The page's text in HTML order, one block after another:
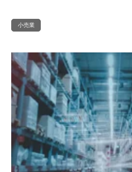
小売業